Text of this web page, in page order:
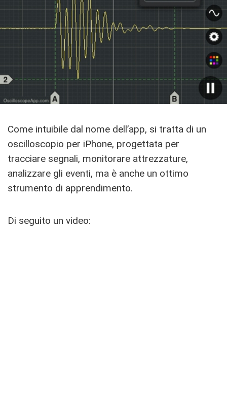
Come intuibile dal nome dell’app, si tratta di un
oscilloscopio per iPhone, progettata per
tracciare segnali, monitorare attrezzature,
analizzare gli eventi, ma è anche un ottimo
strumento di apprendimento.
Di seguito un video: